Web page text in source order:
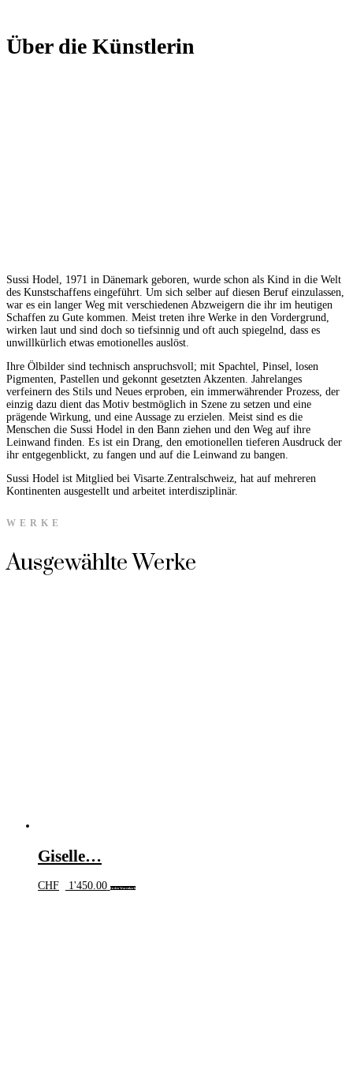
Über die Künstlerin
Sussi Hodel, 1971 in Dänemark geboren, wurde schon als Kind in die Welt
des Kunstschaffens eingeführt. Um sich selber auf diesen Beruf einzulassen,
war es ein langer Weg mit verschiedenen Abzweigern die ihr im heutigen
Schaffen zu Gute kommen. Meist treten ihre Werke in den Vordergrund,
wirken laut und sind doch so tiefsinnig und oft auch spiegelnd, dass es
unwillkürlich etwas emotionelles auslöst.
Ihre Ölbilder sind technisch anspruchsvoll; mit Spachtel, Pinsel, losen
Pigmenten, Pastellen und gekonnt gesetzten Akzenten. Jahrelanges
verfeinern des Stils und Neues erproben, ein immerwährender Prozess, der
einzig dazu dient das Motiv bestmöglich in Szene zu setzen und eine
prägende Wirkung, und eine Aussage zu erzielen. Meist sind es die
Menschen die Sussi Hodel in den Bann ziehen und den Weg auf ihre
Leinwand finden. Es ist ein Drang, den emotionellen tieferen Ausdruck der
ihr entgegenblickt, zu fangen und auf die Leinwand zu bangen.
Sussi Hodel ist Mitglied bei Visarte.Zentralschweiz, hat auf mehreren
Kontinenten ausgestellt und arbeitet interdisziplinär.
WERKE
Ausgewählte Werke
Giselle…
CHF 1'450.00 In den Warenkorb